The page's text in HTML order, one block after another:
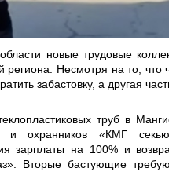
новые трудовые
Несмотря на то, что
забастовку, а другая
труб в
и охранников «КМГ
зарплаты на 100% и
Вторые бастующие